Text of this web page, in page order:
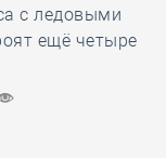
с ледовыми
ещё четыре